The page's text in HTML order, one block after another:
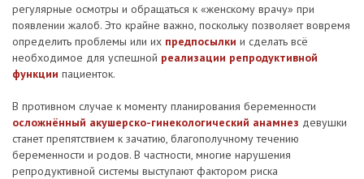
регулярные осмотры и обращаться к «женскому врачу» при
появлении жалоб. Это крайне важно, поскольку позволяет вовремя
определить проблемы или их предпосылки и сделать всё
необходимое для успешной реализации репродуктивной
функции пациенток.
В противном случае к моменту планирования беременности
осложнённый акушерско-гинекологический анамнез девушки
станет препятствием к зачатию, благополучному течению
беременности и родов. В частности, многие нарушения
репродуктивной системы выступают фактором риска